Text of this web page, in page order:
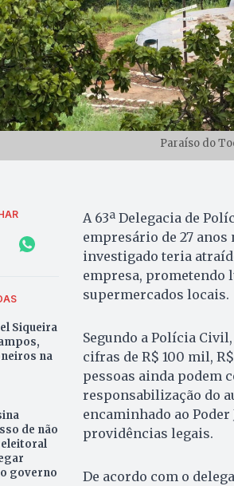
Paraíso do
Siqueira
na
de não
governo
A 63ª Delegacia de
empresário de 27 anos
investigado teria
empresa, prometendo
supermercados locais.
Segundo a Polícia
cifras de R$ 100 mil,
pessoas ainda podem
responsabilização do
encaminhado ao
providências legais.
De acordo com o